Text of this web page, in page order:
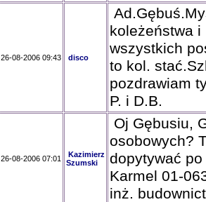
26-08-2006 09:43 disco
koleżeństwa
wszystkich
to kol.
pozdrawiam
P. i D.B.
26-08-2006 07:01
Kazimierz
Szumski
Oj Gębusiu,
osobowych?
dopytywać
Karmel 01-
inż.